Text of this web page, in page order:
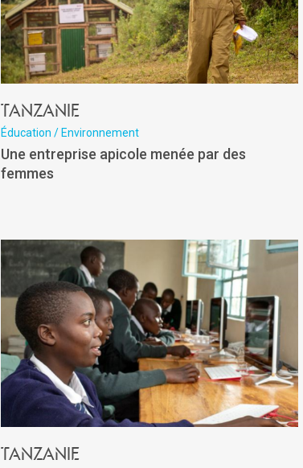
Tanzanie
Éducation / Environnement
Une entreprise apicole menée par des
femmes
Tanzanie